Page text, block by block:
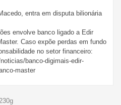
entra em disputa bilionária
envolve banco ligado a Edir
Caso expõe perdas em fundo
no setor financeiro:
banco-digimais-edir-
master